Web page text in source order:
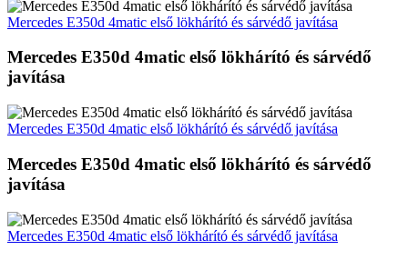
Mercedes E350d 4matic első lökhárító és sárvédő javítása
Mercedes E350d 4matic első lökhárító és sárvédő
javítása
Mercedes E350d 4matic első lökhárító és sárvédő javítása
Mercedes E350d 4matic első lökhárító és sárvédő
javítása
Mercedes E350d 4matic első lökhárító és sárvédő javítása